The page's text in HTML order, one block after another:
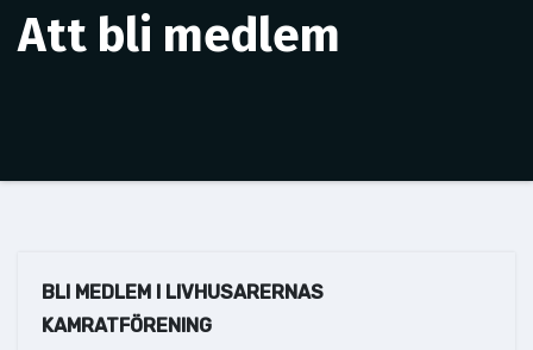
Att bli medlem
BLI MEDLEM I LIVHUSARERNAS
KAMRATFÖRENING